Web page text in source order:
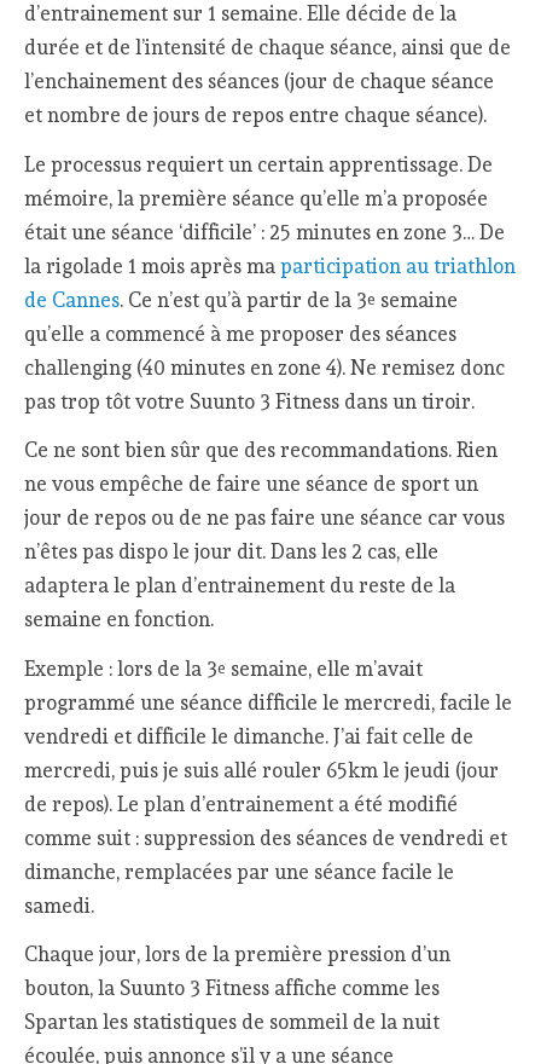
d’entrainement sur 1 semaine. Elle décide de la
durée et de l’intensité de chaque séance, ainsi que de
l’enchainement des séances (jour de chaque séance
et nombre de jours de repos entre chaque séance).
Le processus requiert un certain apprentissage. De
mémoire, la première séance qu’elle m’a proposée
était une séance ‘difficile’ : 25 minutes en zone 3… De
la rigolade 1 mois après maparticipation au triathlon
de Cannes. Ce n’est qu’à partir de la 3e semaine
qu’elle a commencé à me proposer des séances
challenging (40 minutes en zone 4). Ne remisez donc
pas trop tôt votre Suunto 3 Fitness dans un tiroir.
Ce ne sont bien sûr que des recommandations. Rien
ne vous empêche de faire une séance de sport un
jour de repos ou de ne pas faire une séance car vous
n’êtes pas dispo le jour dit. Dans les 2 cas, elle
adaptera le plan d’entrainement du reste de la
semaine en fonction.
Exemple : lors de la 3e semaine, elle m’avait
programmé une séance difficile le mercredi, facile le
vendredi et difficile le dimanche. J’ai fait celle de
mercredi, puis je suis allé rouler 65km le jeudi (jour
de repos). Le plan d’entrainement a été modifié
comme suit : suppression des séances de vendredi et
dimanche, remplacées par une séance facile le
samedi.
Chaque jour, lors de la première pression d’un
bouton, la Suunto 3 Fitness affiche comme les
Spartan les statistiques de sommeil de la nuit
écoulée, puis annonce s’il y a une séance